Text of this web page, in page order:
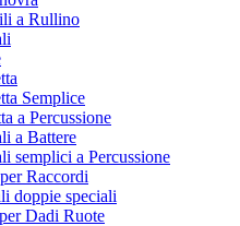
a Rullino
Semplice
a Percussione
a Battere
semplici a Percussione
Raccordi
doppie speciali
Dadi Ruote